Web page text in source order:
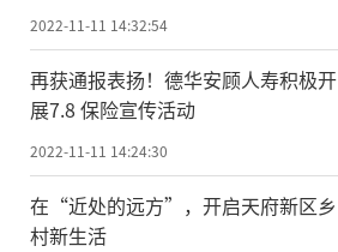
2022-11-11 14:32:54
再获通报表扬！德华安顾人寿积极开
展7.8 保险宣传活动
2022-11-11 14:24:30
在“近处的远方”，开启天府新区乡
村新生活